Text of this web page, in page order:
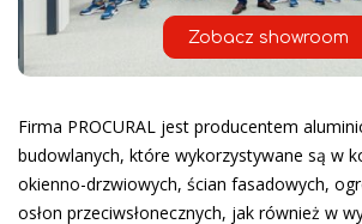
Zobacz showroom
Firma PROCURAL jest producentem
budowlanych, które wykorzystywane są w
okienno-drzwiowych, ścian fasadowych,
osłon przeciwsłonecznych, jak również w